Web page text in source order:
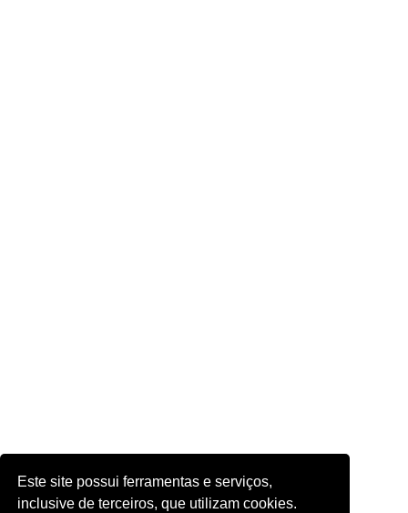
Este site possui ferramentas e serviços,
inclusive de terceiros, que utilizam cookies.